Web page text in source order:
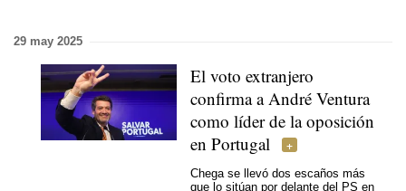
29 may 2025
El voto extranjero
confirma a André Ventura
como líder de la oposición
en Portugal
Chega se llevó dos escaños más
que lo sitúan por delante del PS en